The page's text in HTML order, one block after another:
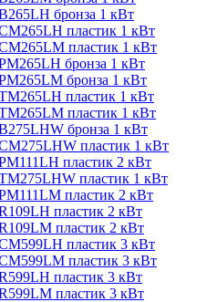
бронза 1 кВт
пластик 1 кВт
пластик 1 кВт
бронза 1 кВт
бронза 1 кВт
пластик 1 кВт
пластик 1 кВт
бронза 1 кВт
пластик 1 кВт
пластик 2 кВт
пластик 1 кВт
пластик 2 кВт
пластик 2 кВт
пластик 2 кВт
пластик 3 кВт
пластик 3 кВт
пластик 3 кВт
пластик 3 кВт